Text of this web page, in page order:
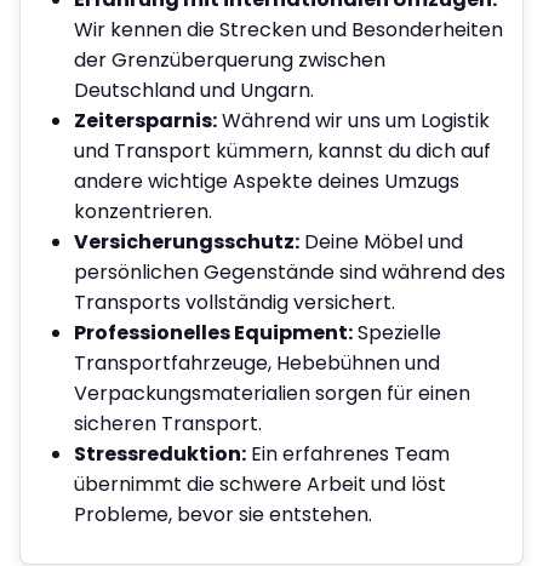
Wir kennen die Strecken und Besonderheiten
der Grenzüberquerung zwischen
Deutschland und Ungarn.
Zeitersparnis:Während wir uns um Logistik
und Transport kümmern, kannst du dich auf
andere wichtige Aspekte deines Umzugs
konzentrieren.
Versicherungsschutz: Deine Möbel und
persönlichen Gegenstände sind während des
Transports vollständig versichert.
Professionelles Equipment:Spezielle
Transportfahrzeuge, Hebebühnen und
Verpackungsmaterialien sorgen für einen
sicheren Transport.
Stressreduktion: Ein erfahrenes Team
übernimmt die schwere Arbeit und löst
Probleme, bevor sie entstehen.